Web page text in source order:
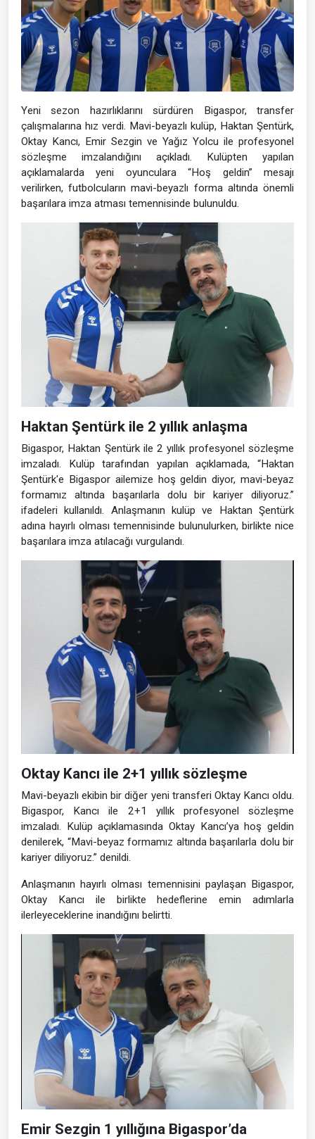
Yeni sezon hazırlıklarını sürdüren Bigaspor, transfer
çalışmalarına hız verdi. Mavi-beyazlı kulüp, Haktan Şentürk,
Oktay Kancı, Emir Sezgin ve Yağız Yolcu ile profesyonel
sözleşme imzalandığını açıkladı. Kulüpten yapılan
açıklamalarda yeni oyunculara “Hoş geldin” mesajı
verilirken, futbolcuların mavi-beyazlı forma altında önemli
başarılara imza atması temennisinde bulunuldu.
Haktan Şentürk ile 2 yıllık anlaşma
Bigaspor, Haktan Şentürk ile 2 yıllık profesyonel sözleşme
imzaladı. Kulüp tarafından yapılan açıklamada, “Haktan
Şentürk'e Bigaspor ailemize hoş geldin diyor, mavi-beyaz
formamız altında başarılarla dolu bir kariyer diliyoruz.”
ifadeleri kullanıldı. Anlaşmanın kulüp ve Haktan Şentürk
adına hayırlı olması temennisinde bulunulurken, birlikte nice
başarılara imza atılacağı vurgulandı.
Oktay Kancı ile 2+1 yıllık sözleşme
Mavi-beyazlı ekibin bir diğer yeni transferi Oktay Kancı oldu.
Bigaspor, Kancı ile 2+1 yıllık profesyonel sözleşme
imzaladı. Kulüp açıklamasında Oktay Kancı’ya hoş geldin
denilerek, “Mavi-beyaz formamız altında başarılarla dolu bir
kariyer diliyoruz.” denildi.
Anlaşmanın hayırlı olması temennisini paylaşan Bigaspor,
Oktay Kancı ile birlikte hedeflerine emin adımlarla
ilerleyeceklerine inandığını belirtti.
Emir Sezgin 1 yıllığına Bigaspor’da